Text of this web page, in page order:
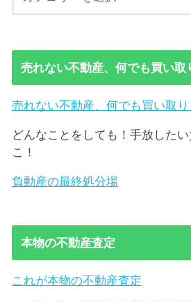
売れない不動産、何でも買い取
売れない不動産、何でも買い取り
どんなことをしても！手放した
こ！
負動産の最終処分場
本物の不動産査定
これが本物の不動産査定